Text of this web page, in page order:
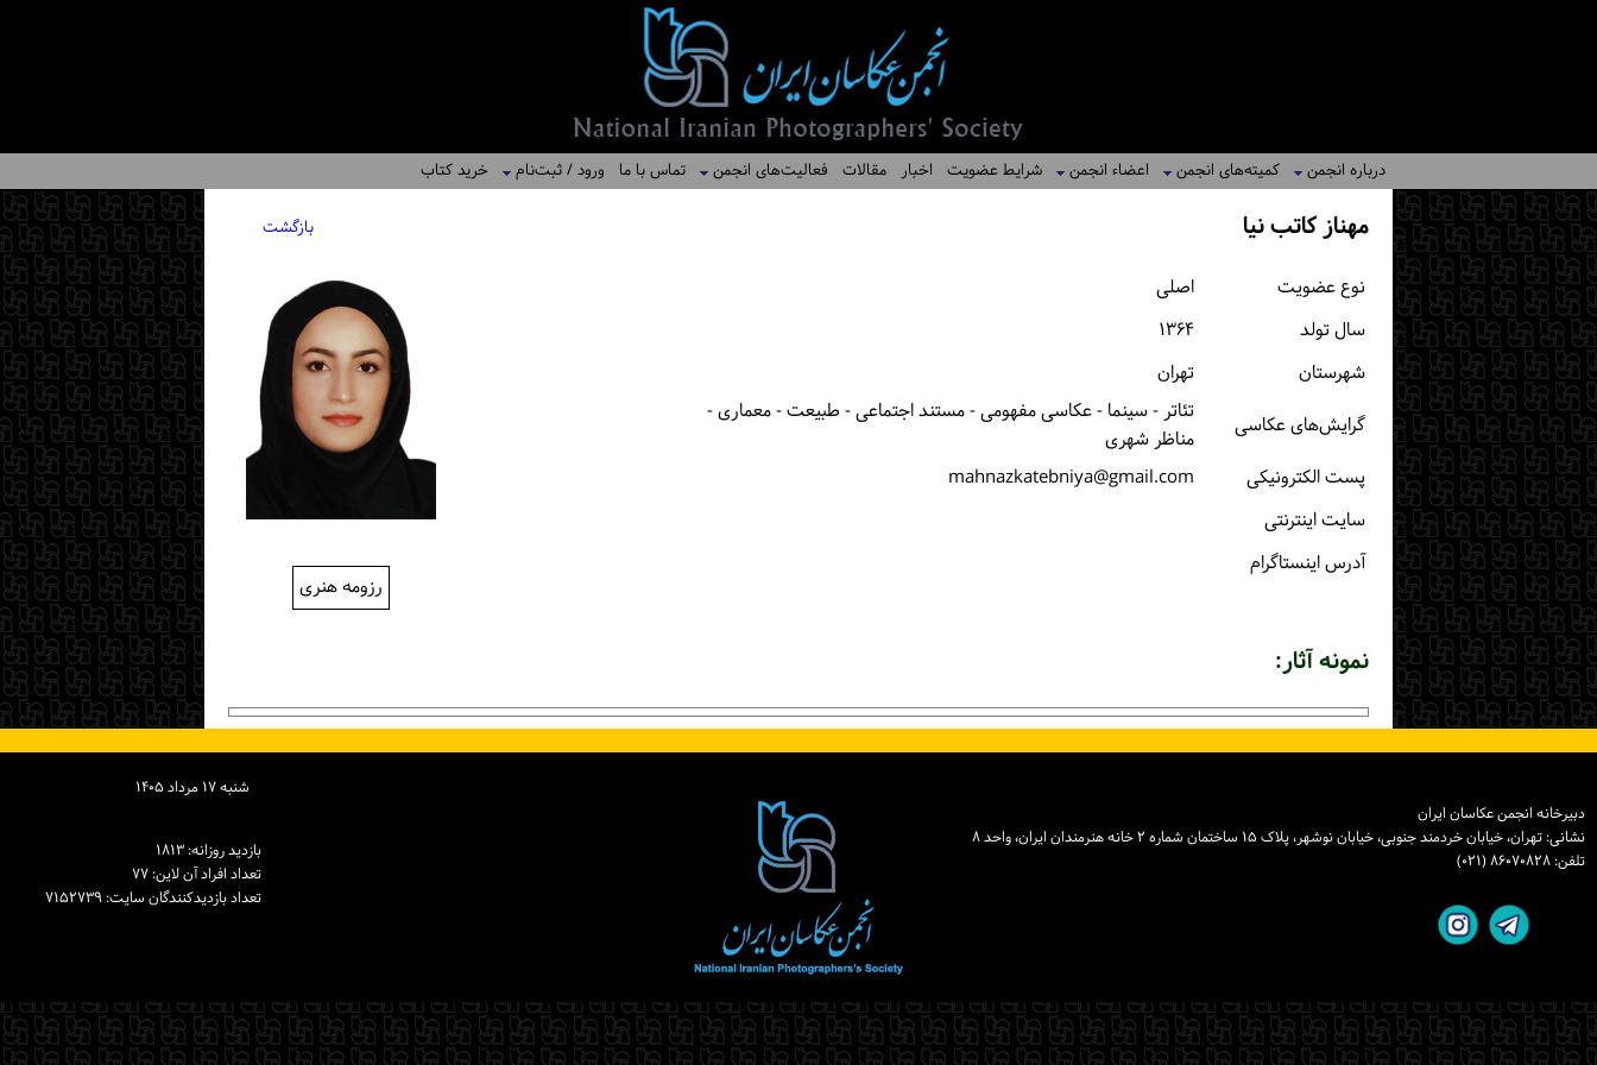
درباره انجمن کمیته‌های انجمن اعضاء انجمن شرایط عضویت اخبار مقالات فعالیت‌های انجمن تماس با ما ورود / ثبت‌نام خرید کتاب
مهناز کاتب نیا بازگشت
رزومه هنری
نوع عضویت
اصلی
سال تولد
۱۳۶۴
شهرستان
تهران
گرایش‌های عکاسی
تئاتر - سینما - عکاسی مفهومی - مستند اجتماعی - طبیعت - معماری -
مناظر شهری
پست الكترونیكی
mahnazkatebniya@gmail.com
سایت اینترنتی
آدرس اینستاگرام
نمونه آثار:
شنبه ۱۷ مرداد ۱۴۰۵
بازدید روزانه: ۱۸۱۳
تعداد افراد آن لاین: ۷۷
تعداد بازدیدكنندگان سایت: ۷۱۵۲۷۳۹
دبیرخانه انجمن عکاسان ایران
نشانی: تهران، خیابان خردمند جنوبی، خیابان نوشهر، پلاک ۱۵ ساختمان شماره ۲ خانه هنرمندان ایران، واحد ۸
تلفن: ۸۶۰۷۰۸۲۸ (۰۲۱)